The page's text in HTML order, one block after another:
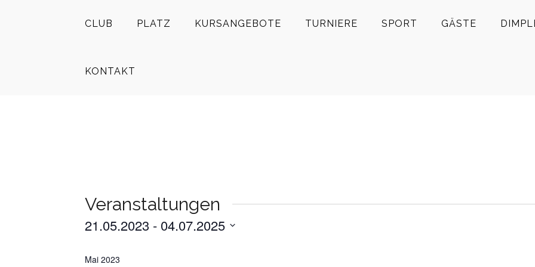
CLUB PLATZ KURSANGEBOTE TURNIERE SPORT GÄSTE
KONTAKT
Veranstaltungen
21.05.2023 - 04.07.2025
auswählen.
Mai 2023